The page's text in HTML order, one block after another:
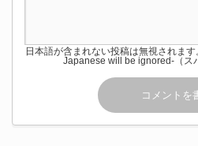
日本語が含まれない投稿は無視されま
Japanese will be ignored-（ス